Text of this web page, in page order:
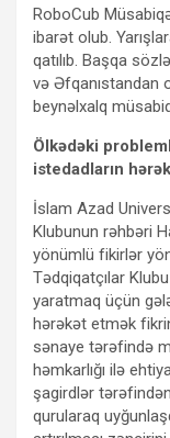
RoboCub
ibarət olub.
qatılıb. Başqa
və Əfqanıstandan
beynəlxalq
Ölkədəki
istedadların
İslam Azad
Klubunun rəhbəri
yönümlü fikirlər
Tədqiqatçılar
yaratmaq üçün
hərəkət etmək
sənaye tərəfində
həmkarlığı ilə
şagirdlər
qurularaq